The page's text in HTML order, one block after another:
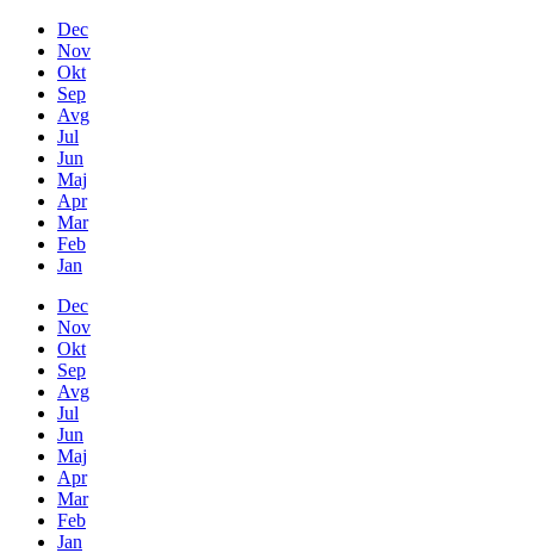
Dec
Nov
Okt
Sep
Avg
Jul
Jun
Maj
Apr
Mar
Feb
Jan
Dec
Nov
Okt
Sep
Avg
Jul
Jun
Maj
Apr
Mar
Feb
Jan